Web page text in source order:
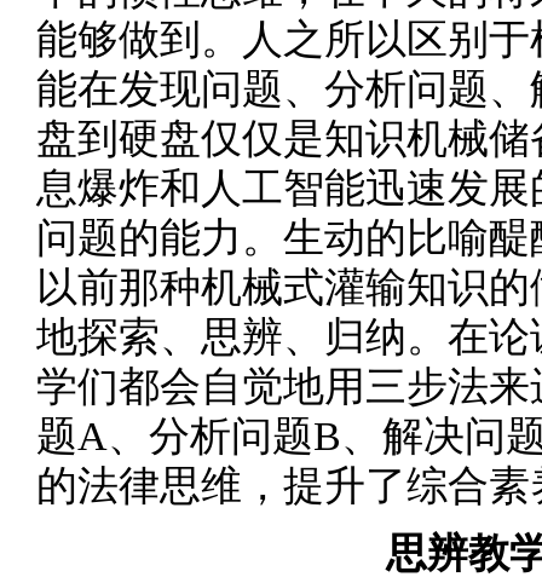
能够做到。人之所以区别
能在发现问题、分析问题
盘到硬盘仅仅是知识机械
息爆炸和人工智能迅速发
问题的能力。生动的比喻
以前那种机械式灌输知识
地探索、思辨、归纳。在
学们都会自觉地用三步法
题A、分析问题B、解决问
的法律思维，提升了综合素
思辨教